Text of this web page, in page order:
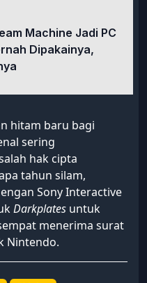
Machine Jadi PC
Dipakainya,
hitam baru bagi
sering
hak cipta
tahun silam,
Sony Interactive
Darkplates untuk
menerima surat
Nintendo.